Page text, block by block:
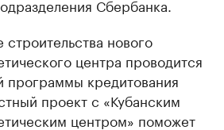
Сбербанка.
нового
центра проводится
программы кредитования
проект с «Кубанским
центром» поможет